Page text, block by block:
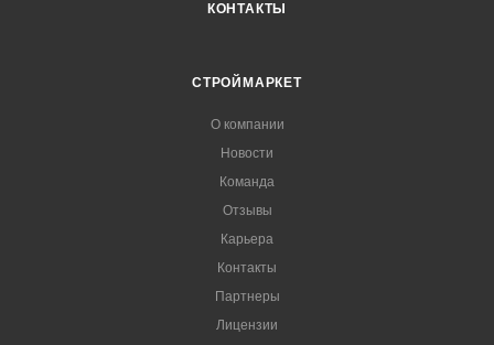
КОНТАКТЫ
СТРОЙМАРКЕТ
О компании
Новости
Команда
Отзывы
Карьера
Контакты
Партнеры
Лицензии